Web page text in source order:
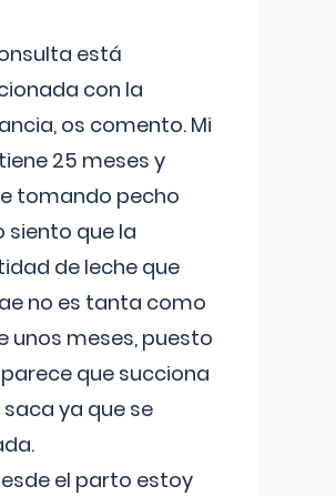
está
con la
os comento. Mi
25 meses y
tomando pecho
siento que la
de leche que
no es tanta como
unos meses, puesto
que succiona
saca ya que se
el parto estoy